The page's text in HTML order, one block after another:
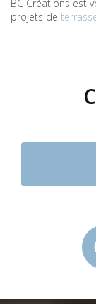
BC Créations est
projets de